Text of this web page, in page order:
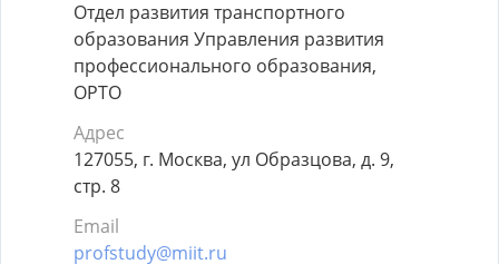
Отдел развития транспортного
образования Управления развития
профессионального образования,
ОРТО
Адрес
127055, г. Москва, ул Образцова, д. 9,
стр. 8
Email
profstudy@miit.ru